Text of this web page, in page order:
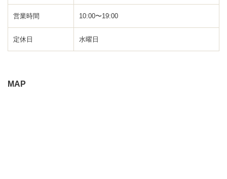
営業時間 10:00〜19:00
定休日 水曜日
MAP